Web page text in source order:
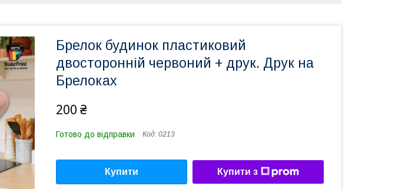
Брелок будинок пластиковий
двосторонній червоний + друк. Друк на
Брелоках
200 ₴
Готово до відправки Код: 0213
Купити Купити з